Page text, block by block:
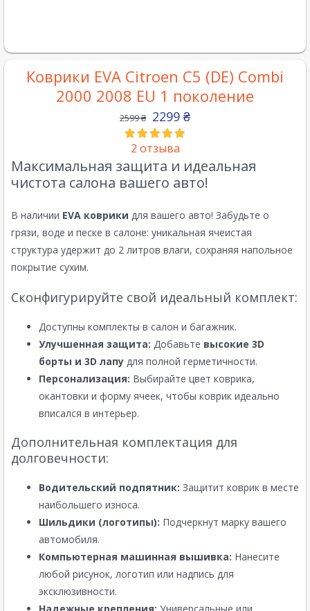
Коврики EVA Citroen C5 (DE) Combi
2000 2008 EU 1 поколение
2599₴ 2299 ₴
2 отзыва
Максимальная защита и идеальная
чистота салона вашего авто!
В наличии EVA коврики для вашего авто! Забудьте о
грязи, воде и песке в салоне: уникальная ячеистая
структура удержит до 2 литров влаги, сохраняя напольное
покрытие сухим.
Сконфигурируйте свой идеальный комплект:
Доступны комплекты в салон и багажник.
Улучшенная защита: Добавьте высокие 3D
борты и 3D лапу для полной герметичности.
Персонализация: Выбирайте цвет коврика,
окантовки и форму ячеек, чтобы коврик идеально
вписался в интерьер.
Дополнительная комплектация для
долговечности:
Водительский подпятник: Защитит коврик в месте
наибольшего износа.
Шильдики (логотипы): Подчеркнут марку вашего
автомобиля.
Компьютерная машинная вышивка: Нанесите
любой рисунок, логотип или надпись для
эксклюзивности.
Надежные крепления: Универсальные или